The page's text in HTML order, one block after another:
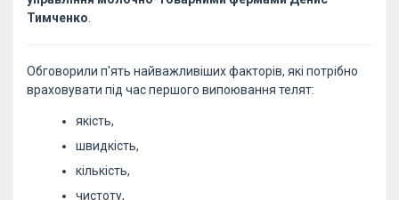
Тимченко
Обговорили п'ять найважливіших факторів, які потрібно
враховувати під час першого випоювання телят:
якість,
швидкість,
кількість,
чистоту,